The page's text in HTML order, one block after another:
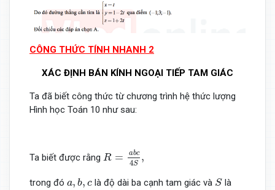
CÔNG THỨC TÍNH NHANH 2
XÁC ĐỊNH BÁN KÍNH NGOẠI TIẾP TAM GIÁC
Ta đã biết công thức từ chương trình hệ thức lượng
Hình học Toán 10 như sau:
Ta biết được rằng R = abc
4S ,
c4S
trong đó a, b, c
a b, là độ dài ba cạnh tam giác và S
Slà